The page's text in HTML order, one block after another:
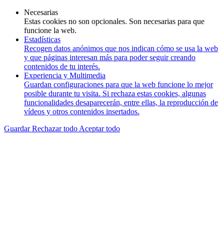
Necesarias
Estas cookies no son opcionales. Son necesarias para que
funcione la web.
Estadísticas
Recogen datos anónimos que nos indican cómo se usa la web
y que páginas interesan más para poder seguir creando
contenidos de tu interés.
Experiencia y Multimedia
Guardan configuraciones para que la web funcione lo mejor
posible durante tu visita. Si rechaza estas cookies, algunas
funcionalidades desaparecerán, entre ellas, la reproducción de
vídeos y otros contenidos insertados.
GuardarRechazar todo Aceptar todo